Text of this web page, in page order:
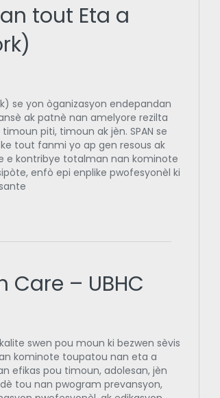
tout Eta a
se yon òganizasyon endepandan
ak patnè nan amelyore rezilta
piti, timoun ak jèn. SPAN se
tout fanmi yo ap gen resous ak
e kontribye totalman nan kominote
enfò epi enplike pwofesyonèl ki
Care – UBHC
swen pou moun ki bezwen sèvis
kominote toupatou nan eta a
efikas pou timoun, adolesan, jèn
tou nan pwogram prevansyon,